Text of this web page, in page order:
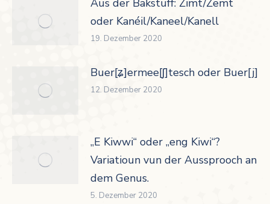
Aus der Bakstuff: Zimt/Zëmt
oder Kanéil/Kaneel/Kanell
19. Dezember 2020
Buer[ʑ]ermee[ʃ]tesch oder
12. Dezember 2020
„E Kiwwi“ oder „eng Kiwi“?
Variatioun vun der Aussprooch an
dem Genus.
5. Dezember 2020